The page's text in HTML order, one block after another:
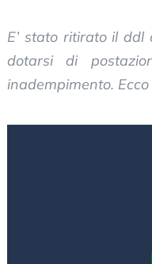
E’ stato ritirato il ddl
dotarsi di
inadempimento.